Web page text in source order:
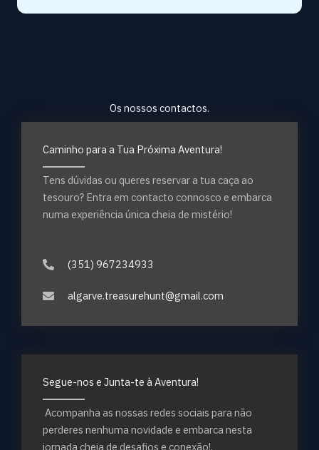
Os nossos contactos.
Caminho para a Tua Próxima Aventura!
Tens dúvidas ou queres reservar a tua caça ao
tesouro? Entra em contacto connosco e embarca
numa experiência única cheia de mistério!
(351) 967234933
algarve.treasurehunt@gmail.com
Segue-nos e Junta-te à Aventura!
Acompanha as nossas redes sociais para não
perderes nenhuma novidade e embarca nesta
jornada cheia de desafios e conexão!.